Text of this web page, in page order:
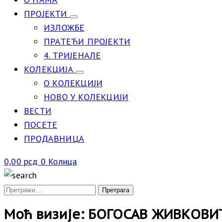
ПРОЈЕКТИ
ИЗЛОЖБЕ
ПРАТЕЋИ ПРОЈЕКТИ
4. ТРИЈЕНАЛЕ
КОЛЕКЦИЈА
О КОЛЕКЦИЈИ
НОВО У КОЛЕКЦИЈИ
ВЕСТИ
ПОСЕТЕ
ПРОДАВНИЦА
0,00 рсд 0 Колица
Моћ визије: БОГОСАВ